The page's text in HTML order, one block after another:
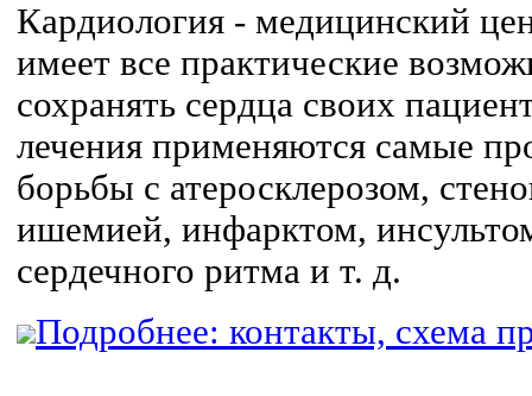
Кардиология - медицинский
имеет все практические
сохранять сердца своих
лечения применяются самые
борьбы с атеросклерозом,
ишемией, инфарктом,
сердечного ритма и т. д.
Подробнее: контакты, схема